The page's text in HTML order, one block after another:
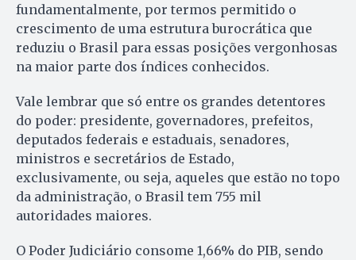
fundamentalmente, por termos permitido o
crescimento de uma estrutura burocrática que
reduziu o Brasil para essas posições vergonhosas
na maior parte dos índices conhecidos.
Vale lembrar que só entre os grandes detentores
do poder: presidente, governadores, prefeitos,
deputados federais e estaduais, senadores,
ministros e secretários de Estado,
exclusivamente, ou seja, aqueles que estão no topo
da administração, o Brasil tem 755 mil
autoridades maiores.
O Poder Judiciário consome 1,66% do PIB, sendo